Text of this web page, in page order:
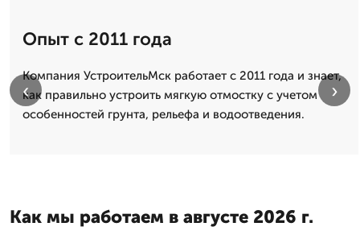
Опыт с 2011 года
Компания УстроительМск работает с 2011 года и знает,
как правильно устроить мягкую отмостку с учетом
особенностей грунта, рельефа и водоотведения.
‹ ›
Как мы работаем в августе 2026 г.